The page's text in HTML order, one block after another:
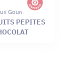
Gourmands
PEPITES